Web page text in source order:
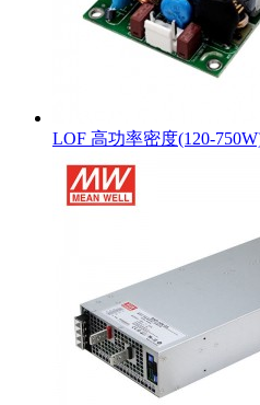
LOF 高功率密度(120-